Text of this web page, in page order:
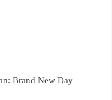
Brand New Day